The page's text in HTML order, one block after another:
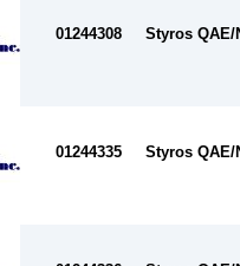
01244308 Styros QAE/
01244335 Styros QAE/